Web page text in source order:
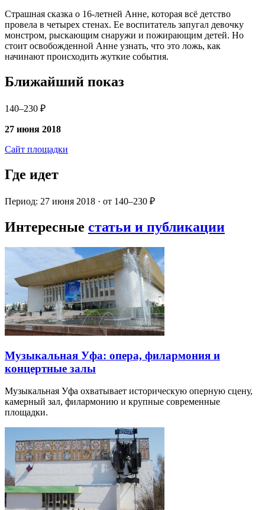
Страшная сказка о 16-летней Анне, которая всё детство
провела в четырех стенах. Ее воспитатель запугал девочку
монстром, рыскающим снаружи и пожирающим детей. Но
стоит освобожденной Анне узнать, что это ложь, как
начинают происходить жуткие события.
Ближайший показ
140–230 ₽
27 июня 2018
Сайт площадки
Где идет
Период: 27 июня 2018 · от 140–230 ₽
Интересные статьи и публикации
Музыкальная Уфа: опера, филармония и
концертные залы
Музыкальная Уфа охватывает историческую оперную сцену,
камерный зал, филармонию и крупные современные
площадки.